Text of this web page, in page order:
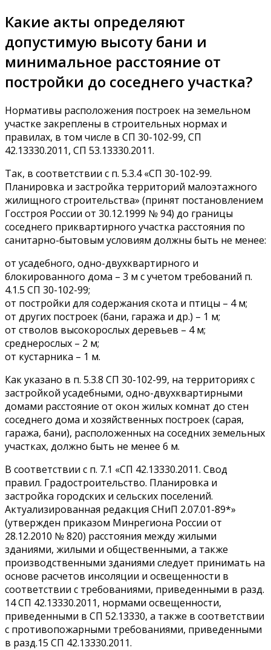
Какие акты определяют
допустимую высоту бани и
минимальное расстояние от
постройки до соседнего участка?
Нормативы расположения построек на земельном
участке закреплены в строительных нормах и
правилах, в том числе в СП 30-102-99, СП
42.13330.2011, СП 53.13330.2011.
Так, в соответствии с п. 5.3.4 «СП 30-102-99.
Планировка и застройка территорий малоэтажного
жилищного строительства» (принят постановлением
Госстроя России от 30.12.1999 № 94) до границы
соседнего приквартирного участка расстояния по
санитарно-бытовым условиям должны быть не менее:
от усадебного, одно-двухквартирного и
блокированного дома – 3 м с учетом требований п.
4.1.5 СП 30-102-99;
от постройки для содержания скота и птицы – 4 м;
от других построек (бани, гаража и др.) – 1 м;
от стволов высокорослых деревьев – 4 м;
среднерослых – 2 м;
от кустарника – 1 м.
Как указано в п. 5.3.8 СП 30-102-99, на территориях с
застройкой усадебными, одно-двухквартирными
домами расстояние от окон жилых комнат до стен
соседнего дома и хозяйственных построек (сарая,
гаража, бани), расположенных на соседних земельных
участках, должно быть не менее 6 м.
В соответствии с п. 7.1 «СП 42.13330.2011. Свод
правил. Градостроительство. Планировка и
застройка городских и сельских поселений.
Актуализированная редакция СНиП 2.07.01-89*»
(утвержден приказом Минрегиона России от
28.12.2010 № 820) расстояния между жилыми
зданиями, жилыми и общественными, а также
производственными зданиями следует принимать на
основе расчетов инсоляции и освещенности в
соответствии с требованиями, приведенными в разд.
14 СП 42.13330.2011, нормами освещенности,
приведенными в СП 52.13330, а также в соответствии
с противопожарными требованиями, приведенными
в разд.15 СП 42.13330.2011.